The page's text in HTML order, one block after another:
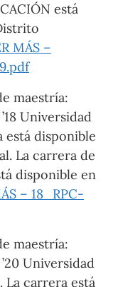
está
MÁS –
maestría:
Universidad
está disponible
La carrera de
disponible en
– 18_RPC-
maestría:
Universidad
La carrera está